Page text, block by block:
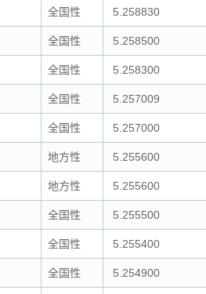
全国性 5.258830
全国性 5.258500
全国性 5.258300
全国性 5.257009
全国性 5.257000
地方性 5.255600
地方性 5.255600
全国性 5.255500
全国性 5.255400
全国性 5.254900